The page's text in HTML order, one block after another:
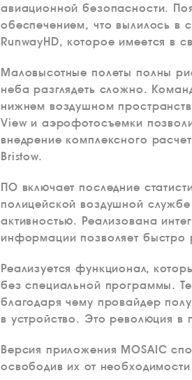
авиационной безопасности.
обеспечением, что вылилось в
RunwayHD, которое имеется в
Маловысотные полеты полны
неба разглядеть сложно.
нижнем воздушном
View и аэрофотосъемки
внедрение комплексного
Bristow.
ПО включает последние
полицейской воздушной
активностью. Реализована
информации позволяет быстро
Реализуется функционал,
без специальной программы.
благодаря чему провайдер
в устройство. Это революция в
Версия приложения MOSAIC
освободив их от